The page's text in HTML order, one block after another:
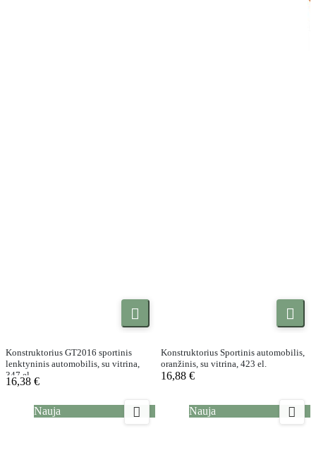

Konstruktorius GT2016 sportinis
lenktyninis automobilis, su vitrina,
347 el.
16,38 €

Konstruktorius Sportinis automobilis,
oranžinis, su vitrina, 423 el.
16,88 €
Nauja  Nauja 